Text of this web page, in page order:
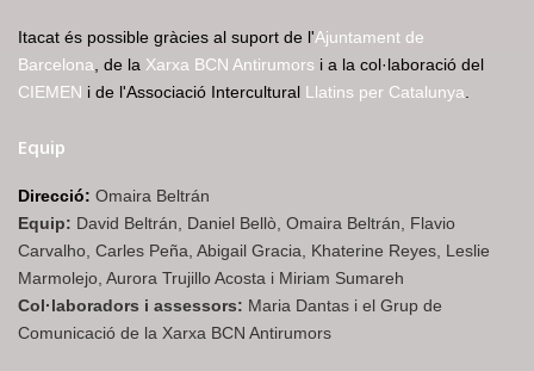
Itacat és possible gràcies al suport de l'Ajuntament de
Barcelona, de la Xarxa BCN Antirumors i a la col·laboració del
CIEMEN i de l'Associació Intercultural Llatins per Catalunya.
Equip
Direcció: Omaira Beltrán
Equip: David Beltrán, Daniel Bellò, Omaira Beltrán, Flavio
Carvalho, Carles Peña, Abigail Gracia, Khaterine Reyes, Leslie
Marmolejo, Aurora Trujillo Acosta i Miriam Sumareh
Col·laboradors i assessors: Maria Dantas i el Grup de
Comunicació de la Xarxa BCN Antirumors